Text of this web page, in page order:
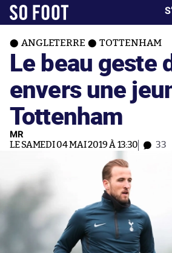
ANGLETERRE TOTTENHAM
Le beau geste
envers une
Tottenham
MR
LE SAMEDI 04 MAI 2019 À 13:30 33